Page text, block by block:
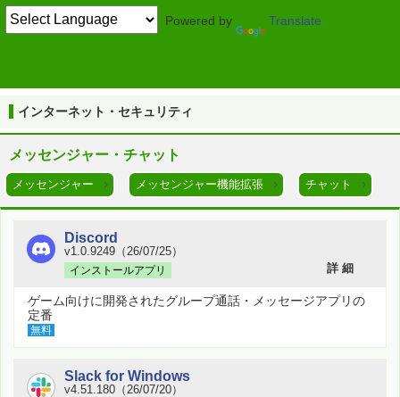
Powered by Translate
インターネット・セキュリティ
メッセンジャー・チャット
メッセンジャー メッセンジャー機能拡張 チャット
Discord
v1.0.9249（26/07/25）
インストールアプリ
詳 細
ゲーム向けに開発されたグループ通話・メッセージアプリの
定番
無料
Slack for Windows
v4.51.180（26/07/20）